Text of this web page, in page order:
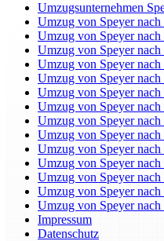
Umzugsunternehmen
Umzug von Speyer
Umzug von Speyer
Umzug von Speyer
Umzug von Speyer
Umzug von Speyer
Umzug von Speyer nach
Umzug von Speyer
Umzug von Speyer
Umzug von Speyer
Umzug von Speyer nach
Umzug von Speyer nach
Umzug von Speyer
Umzug von Speyer
Umzug von Speyer nach
Impressum
Datenschutz